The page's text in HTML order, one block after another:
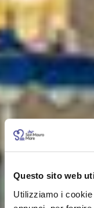
Questo sito web
Utilizziamo i